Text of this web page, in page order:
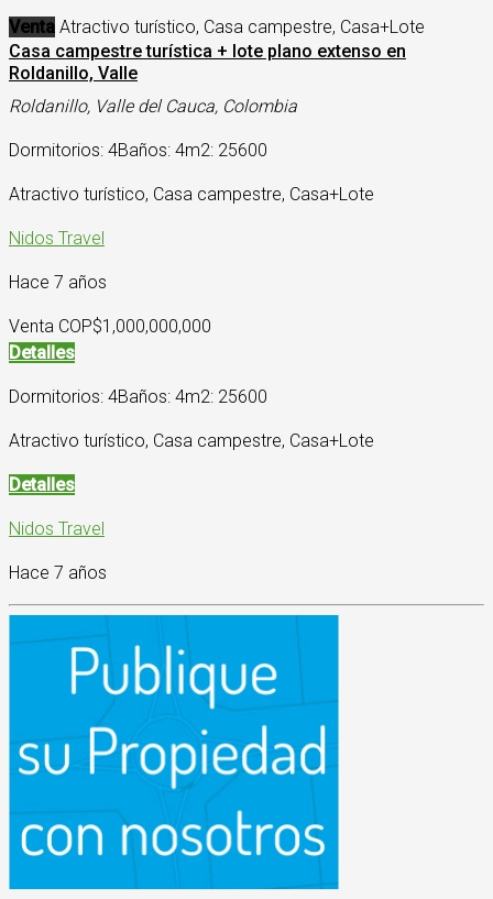
Venta Atractivo turístico, Casa campestre, Casa+Lote
Casa campestre turística + lote plano extenso en
Roldanillo, Valle
Roldanillo, Valle del Cauca, Colombia
Dormitorios: 4Baños: 4m2: 25600
Atractivo turístico, Casa campestre, Casa+Lote
Nidos Travel
Hace 7 años
Venta COP$1,000,000,000
Detalles
Dormitorios: 4Baños: 4m2: 25600
Atractivo turístico, Casa campestre, Casa+Lote
Detalles
Nidos Travel
Hace 7 años